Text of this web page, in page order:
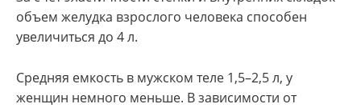
объем желудка взрослого человека способен
увеличиться до 4 л.
Средняя емкость в мужском теле 1,5–2,5 л, у
женщин немного меньше. В зависимости от